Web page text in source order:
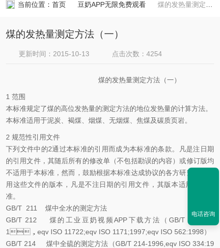
当前位置： 首页 豆奶APP无限免费观看 煤的发热量测定方法（一）
煤的发热量测定方法（一）
更新时间：2015-10-13 点击次数：4254
煤的发热量测定方法（一）
1 范围
本标准规定了煤的高位发热量的测定方法的地位发热量的计算方法。
本标准适用于泥炭、褐煤、烟煤、无烟煤、焦煤及碳质页岩。
2 规范性引用文件
下列文件中的2通过本标准的引用而成为本标准的条款。凡是注日期
的引用文件，其随后所有的修改单（不包括勘误的内容）或修订版均
不适用于本标准，然而，鼓励根据本标准达成协议的各方研究是否使
用这些文件的版本，凡是不注日期的引用文件，其版本适用于本标
准。
GB/T 211 煤中全水的测定方法
GB/T 212 煤的工业豆奶视频APP下载方法（GB/T 212-200
1，eqv ISO 11722;eqv ISO 1171;1997;eqv ISO 562:1998）
GB/T 214 煤中全硫的测定方法（GB/T 214-1996,eqv ISO 334:19
电话咨询